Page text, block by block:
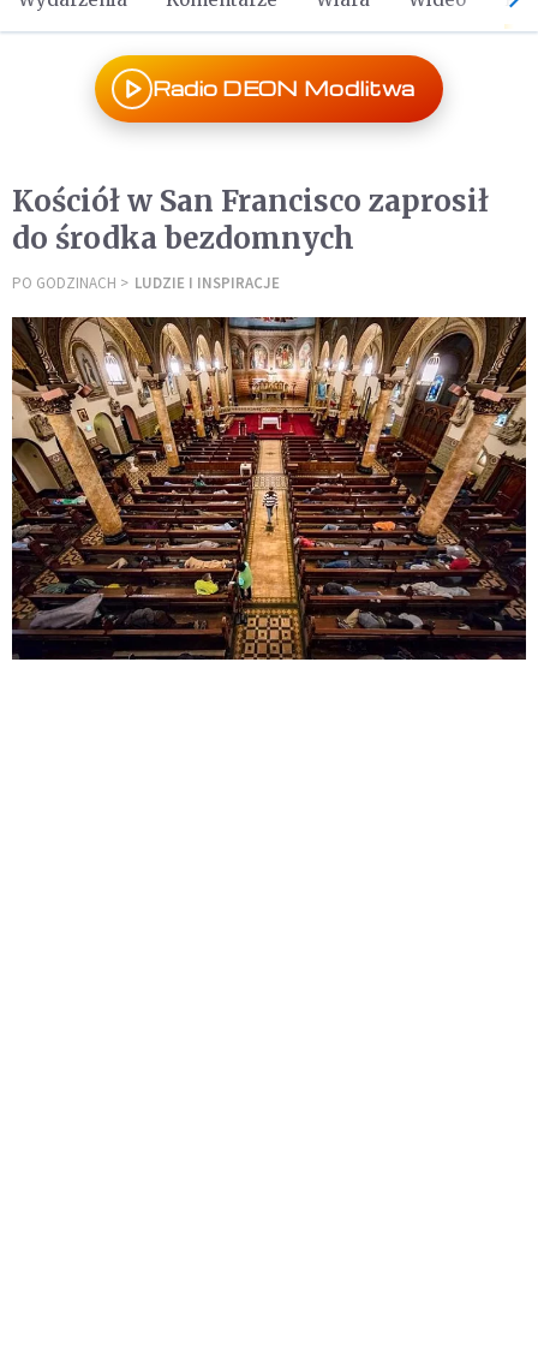
Radio DEON Modlitwa
Kościół w San Francisco zaprosił
do środka bezdomnych
PO GODZINACH LUDZIE I INSPIRACJE